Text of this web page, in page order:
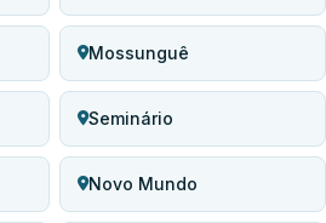
Mossunguê
Seminário
Novo Mundo